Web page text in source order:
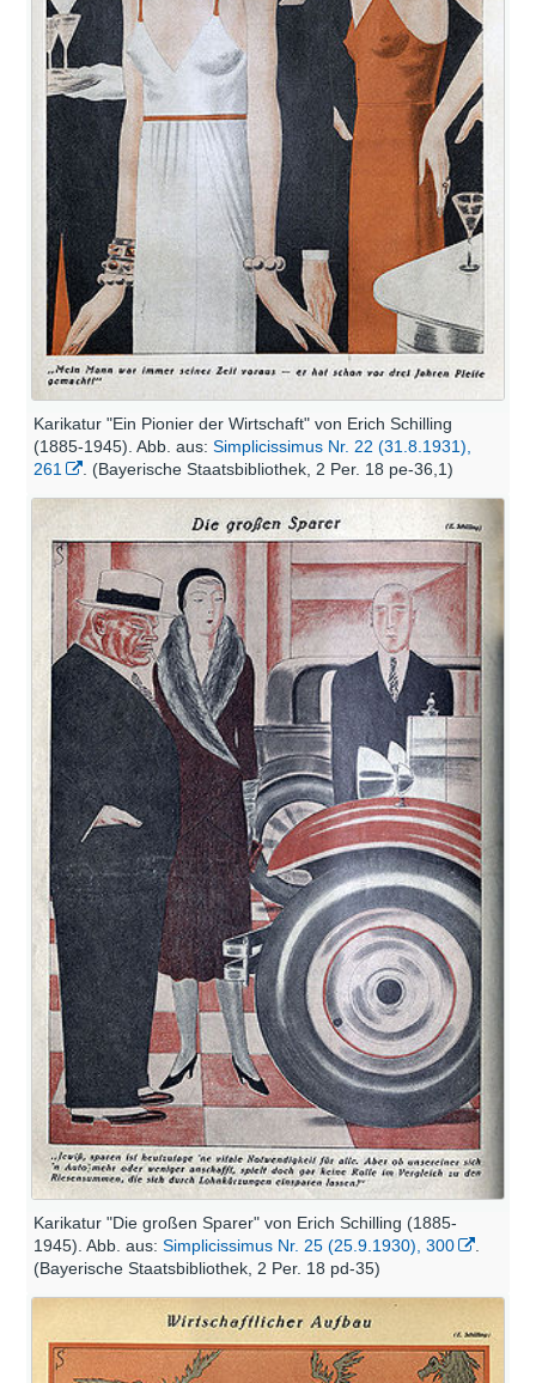
Karikatur "Ein Pionier der Wirtschaft" von Erich Schilling
(1885-1945). Abb. aus: Simplicissimus Nr. 22 (31.8.1931),
261
. (Bayerische Staatsbibliothek, 2 Per. 18 pe-36,1)
Karikatur "Die großen Sparer" von Erich Schilling (1885-
1945). Abb. aus: Simplicissimus Nr. 25 (25.9.1930), 300
(Bayerische Staatsbibliothek, 2 Per. 18 pd-35)